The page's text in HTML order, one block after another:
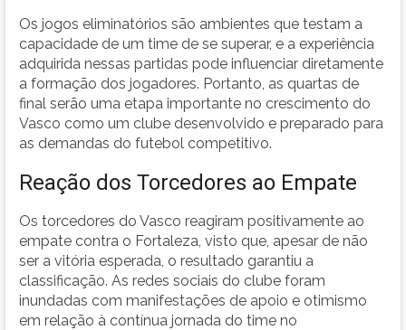
Os jogos eliminatórios são ambientes que testam a
capacidade de um time de se superar, e a experiência
adquirida nessas partidas pode influenciar diretamente
a formação dos jogadores. Portanto, as quartas de
final serão uma etapa importante no crescimento do
Vasco como um clube desenvolvido e preparado para
as demandas do futebol competitivo.
Reação dos Torcedores ao Empate
Os torcedores do Vasco reagiram positivamente ao
empate contra o Fortaleza, visto que, apesar de não
ser a vitória esperada, o resultado garantiu a
classificação. As redes sociais do clube foram
inundadas com manifestações de apoio e otimismo
em relação à contínua jornada do time no